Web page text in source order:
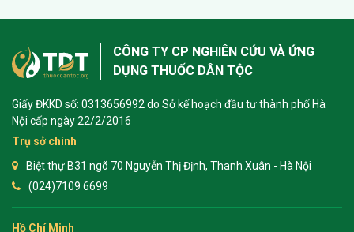
CÔNG TY CP NGHIÊN CỨU VÀ ỨNG
DỤNG THUỐC DÂN TỘC
Giấy ĐKKD số: 0313656992 do Sở kế hoạch đầu tư thành phố Hà
Nội cấp ngày 22/2/2016
Trụ sở chính
Biệt thự B31 ngõ 70 Nguyễn Thị Định, Thanh Xuân - Hà Nội
(024)7109 6699
Hồ Chí Minh